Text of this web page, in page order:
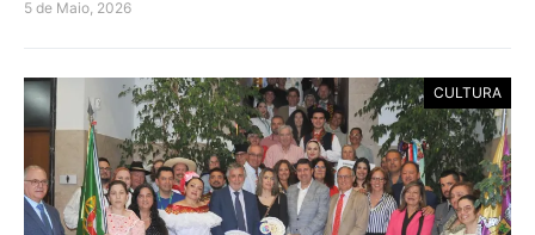
5 de Maio, 2026
CULTURA